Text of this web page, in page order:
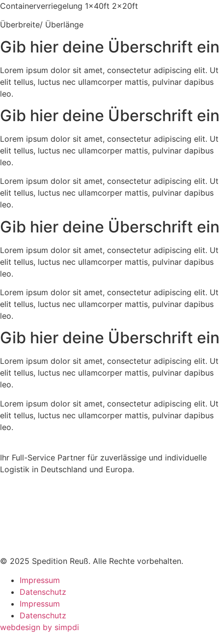
Containerverriegelung 1x40ft 2x20ft
Überbreite/ Überlänge
Gib hier deine Überschrift ein
Lorem ipsum dolor sit amet, consectetur adipiscing elit. Ut
elit tellus, luctus nec ullamcorper mattis, pulvinar dapibus
leo.
Gib hier deine Überschrift ein
Lorem ipsum dolor sit amet, consectetur adipiscing elit. Ut
elit tellus, luctus nec ullamcorper mattis, pulvinar dapibus
leo.
Lorem ipsum dolor sit amet, consectetur adipiscing elit. Ut
elit tellus, luctus nec ullamcorper mattis, pulvinar dapibus
leo.
Gib hier deine Überschrift ein
Lorem ipsum dolor sit amet, consectetur adipiscing elit. Ut
elit tellus, luctus nec ullamcorper mattis, pulvinar dapibus
leo.
Lorem ipsum dolor sit amet, consectetur adipiscing elit. Ut
elit tellus, luctus nec ullamcorper mattis, pulvinar dapibus
leo.
Gib hier deine Überschrift ein
Lorem ipsum dolor sit amet, consectetur adipiscing elit. Ut
elit tellus, luctus nec ullamcorper mattis, pulvinar dapibus
leo.
Lorem ipsum dolor sit amet, consectetur adipiscing elit. Ut
elit tellus, luctus nec ullamcorper mattis, pulvinar dapibus
leo.
Ihr Full-Service Partner für zuverlässige und individuelle
Logistik in Deutschland und Europa.
© 2025 Spedition Reuß. Alle Rechte vorbehalten.
Impressum
Datenschutz
Impressum
Datenschutz
webdesign by simpdi